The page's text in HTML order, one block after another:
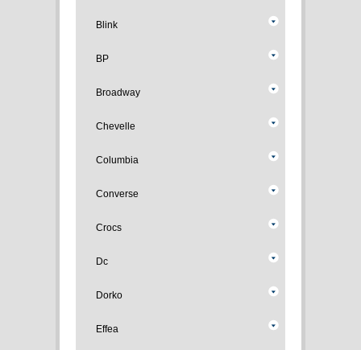
Blink
BP
Broadway
Chevelle
Columbia
Converse
Crocs
Dc
Dorko
Effea